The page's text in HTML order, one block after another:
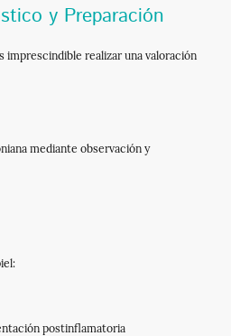
y Preparación
imprescindible realizar una valoración
mediante observación y
postinflamatoria